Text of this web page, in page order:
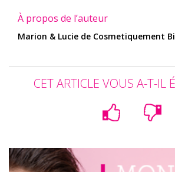
À propos de l’auteur
Marion & Lucie de Cosmetiquement
CET ARTICLE VOUS A-T-IL